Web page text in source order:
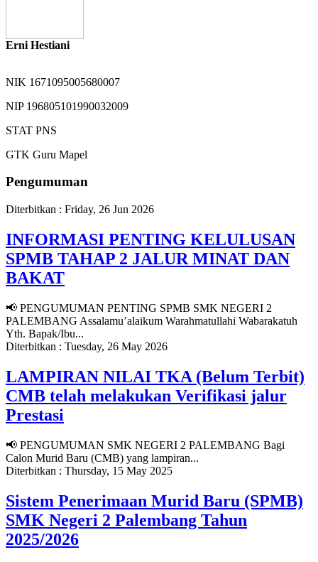
Erni Hestiani
NIK 1671095005680007
NIP 196805101990032009
STAT PNS
GTK Guru Mapel
Pengumuman
Diterbitkan : Friday, 26 Jun 2026
INFORMASI PENTING KELULUSAN
SPMB TAHAP 2 JALUR MINAT DAN
BAKAT
📢 PENGUMUMAN PENTING SPMB SMK NEGERI 2
PALEMBANG Assalamu’alaikum Warahmatullahi Wabarakatuh
Yth. Bapak/Ibu...
Diterbitkan : Tuesday, 26 May 2026
LAMPIRAN NILAI TKA (Belum Terbit)
CMB telah melakukan Verifikasi jalur
Prestasi
📢 PENGUMUMAN SMK NEGERI 2 PALEMBANG Bagi
Calon Murid Baru (CMB) yang lampiran...
Diterbitkan : Thursday, 15 May 2025
Sistem Penerimaan Murid Baru (SPMB)
SMK Negeri 2 Palembang Tahun
2025/2026